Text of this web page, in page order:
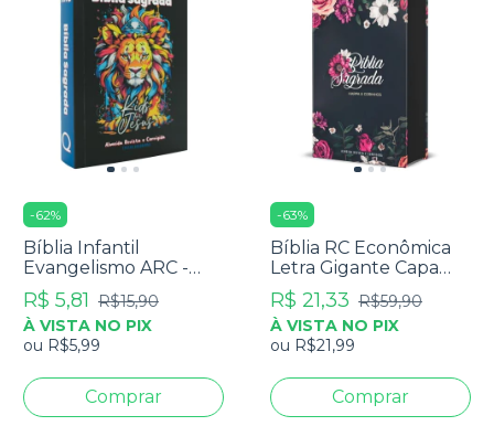
-62%
Bíblia Infantil
Evangelismo ARC -
Capa Lion Kids
R$ 5,81 R$15,90
À VISTA NO PIX
ou R$5,99
-63%
Bíblia RC Econômica
Letra Gigante Capa
Dura Com Harpa E
Corinhos Flores Pink
R$ 21,33 R$59,90
À VISTA NO PIX
ou R$21,99